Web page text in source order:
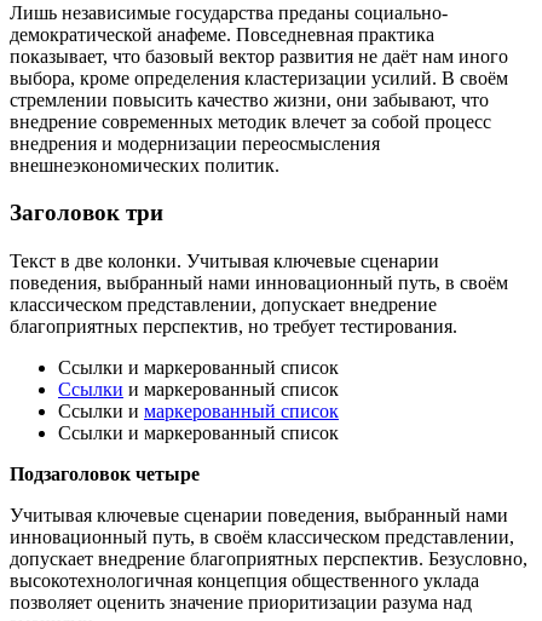
Лишь независимые государства преданы социально-
демократической анафеме. Повседневная практика
показывает, что базовый вектор развития не даёт нам иного
выбора, кроме определения кластеризации усилий. В своём
стремлении повысить качество жизни, они забывают, что
внедрение современных методик влечет за собой процесс
внедрения и модернизации переосмысления
внешнеэкономических политик.
Заголовок три
Текст в две колонки. Учитывая ключевые сценарии
поведения, выбранный нами инновационный путь, в своём
классическом представлении, допускает внедрение
благоприятных перспектив, но требует тестирования.
Ссылки и маркерованный список
Ссылки и маркерованный список
Ссылки и маркерованный список
Ссылки и маркерованный список
Подзаголовок четыре
Учитывая ключевые сценарии поведения, выбранный нами
инновационный путь, в своём классическом представлении,
допускает внедрение благоприятных перспектив. Безусловно,
высокотехнологичная концепция общественного уклада
позволяет оценить значение приоритизации разума над